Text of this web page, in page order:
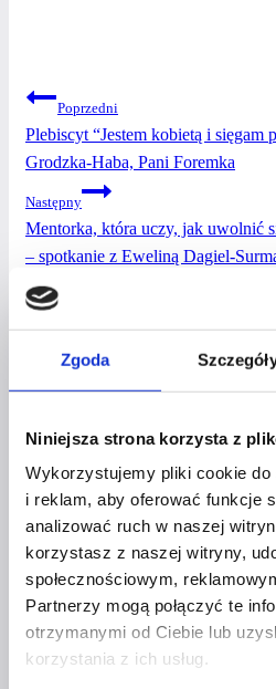
Zgoda
Niniejsza strona korzysta z
Wykorzystujemy pliki cookie
i reklam, aby oferować funkcje
analizować ruch w naszej
korzystasz z naszej witryny,
społecznościowym,
Partnerzy mogą połączyć te
otrzymanymi od Ciebie lub
korzystania z ich usług.
NAWIGACJA
WPISU
Poprzedni
Plebiscyt “Jestem kobietą i sięgam
Grodzka-Haba, Pani Foremka
Następny
Mentorka, która uczy, jak uwolnić
– spotkanie z Eweliną Dagiel-
PODOBNE WPISY
BUSINESS & LIFE
JAK
NAGRODY DO
PRZEWAGI?